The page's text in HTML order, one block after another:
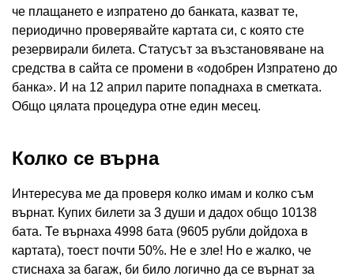
че плащането е изпратено до банката, казват те,
периодично проверявайте картата си, с която сте
резервирали билета. Статусът за възстановяване на
средства в сайта се промени в «одобрен Изпратено до
банка». И на 12 април парите попаднаха в сметката.
Общо цялата процедура отне един месец.
Колко се върна
Интересува ме да проверя колко имам и колко съм
върнат. Купих билети за 3 души и дадох общо 10138
бата. Те върнаха 4998 бата (9605 рубли дойдоха в
картата), тоест почти 50%. Не е зле! Но е жалко, че
стиснаха за багаж, би било логично да се върнат за